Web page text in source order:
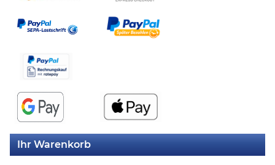
Ihr Warenkorb